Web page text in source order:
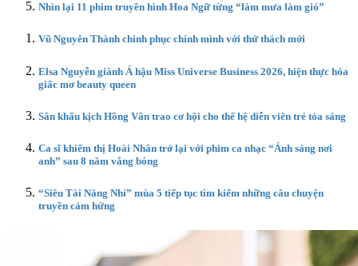
Nhìn lại 11 phim truyền hình Hoa Ngữ từng “làm mưa làm gió”
Vũ Nguyên Thành chinh phục chính mình với thử thách mới
Elsa Nguyễn giành Á hậu Miss Universe Business 2026, hiện thực hóa
giấc mơ beauty queen
Sân khấu kịch Hồng Vân trao cơ hội cho thế hệ diễn viên trẻ tỏa sáng
Ca sĩ khiếm thị Hoài Nhân trở lại với phim ca nhạc “Ánh sáng nơi
anh” sau 8 năm vắng bóng
“Siêu Tài Năng Nhí” mùa 5 tiếp tục tìm kiếm những câu chuyện
truyền cảm hứng